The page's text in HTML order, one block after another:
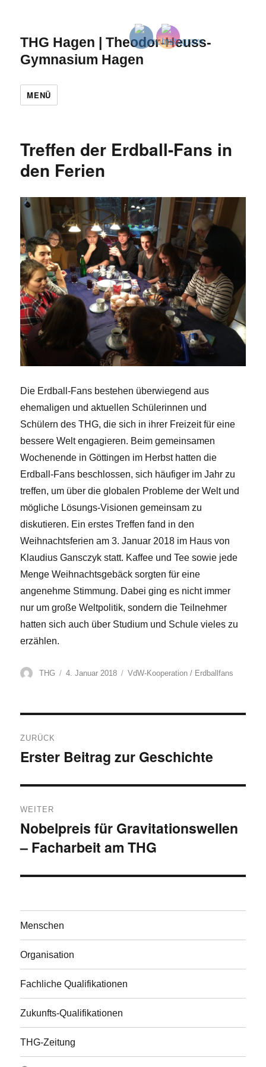
THG Hagen | Theodor-Heuss-
Gymnasium Hagen
MENÜ
Treffen der Erdball-Fans in
den Ferien
Die Erdball-Fans bestehen überwiegend aus
ehemaligen und aktuellen Schülerinnen und
Schülern des THG, die sich in ihrer Freizeit für eine
bessere Welt engagieren. Beim gemeinsamen
Wochenende in Göttingen im Herbst hatten die
Erdball-Fans beschlossen, sich häufiger im Jahr zu
treffen, um über die globalen Probleme der Welt und
mögliche Lösungs-Visionen gemeinsam zu
diskutieren. Ein erstes Treffen fand in den
Weihnachtsferien am 3. Januar 2018 im Haus von
Klaudius Gansczyk statt. Kaffee und Tee sowie jede
Menge Weihnachtsgebäck sorgten für eine
angenehme Stimmung. Dabei ging es nicht immer
nur um große Weltpolitik, sondern die Teilnehmer
hatten sich auch über Studium und Schule vieles zu
erzählen.
Autor
THG
Veröffentlicht
4. Januar 2018 Kategorien
VdW-Kooperation / Erdballfans
ZURÜCK
Vorheriger
Erster Beitrag zur Geschichte
WEITER
Nächster
Beitrag:
Nobelpreis für Gravitationswellen
– Facharbeit am THG
Menschen
Organisation
Fachliche Qualifikationen
Zukunfts-Qualifikationen
THG-Zeitung